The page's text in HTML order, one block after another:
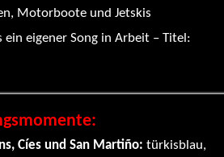
Motorboote und Jetskis
eigener Song in Arbeit – Titel:
Cíes und San Martiño: türkisblau,